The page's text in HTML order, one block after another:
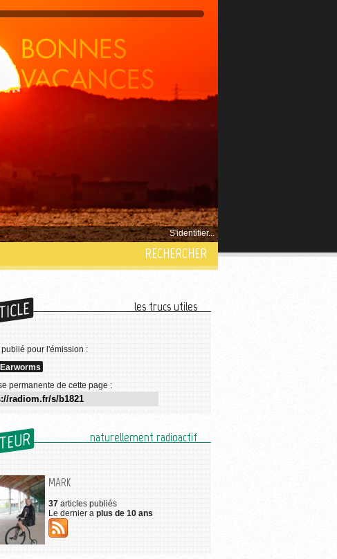
S'identifier...
RECHERCHER
les trucs utiles
pour l'émission :
Earworms
permanente de cette page :
naturellement radioactif
MARK
37 articles publiés
Le dernier a plus de 10 ans